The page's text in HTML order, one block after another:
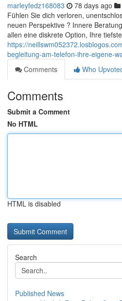
marleyfedz168083 78 days ago
Fühlen Sie dich verloren,
neuen Perspektive ? Innere
allen eine diskrete Option, Ihre
https://
begleitung-am-telefon-ihre-eigene-
Comments
Who
Comments
Submit a Comment
No HTML
HTML is disabled
Search
Published News